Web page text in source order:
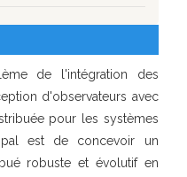
de l'intégration des
d'observateurs avec
pour les systèmes
est de concevoir un
robuste et évolutif en